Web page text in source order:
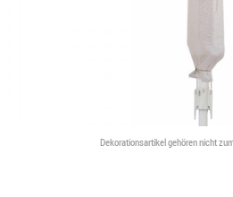
Dekorationsartikel gehören nicht